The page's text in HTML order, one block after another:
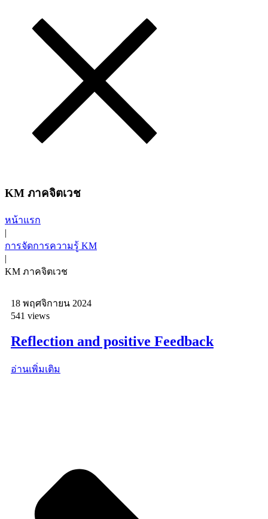
KM ภาคจิตเวช
หน้าแรก
|
การจัดการความรู้ KM
|
KM ภาคจิตเวช
18 พฤศจิกายน 2024
541 views
Reflection and positive Feedback
อ่านเพิ่มเติม